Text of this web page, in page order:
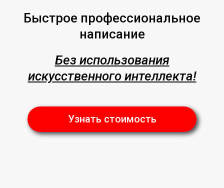
Быстрое профессиональное
написание
Без использования
искусственного интеллекта!
Узнать стоимость